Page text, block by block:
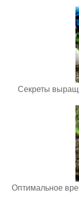
Секреты
Оптимальное